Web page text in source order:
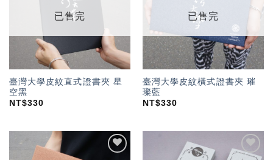
已售完
臺灣大學皮紋直式證書夾 星
空黑
NT$330
已售完
臺灣大學皮紋橫式證書夾 璀
璨藍
NT$330